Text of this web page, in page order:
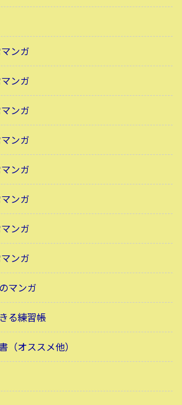
ンガ
ンガ
ンガ
ンガ
ンガ
ンガ
ンガ
ンガ
マンガ
る練習帳
（オススメ他）